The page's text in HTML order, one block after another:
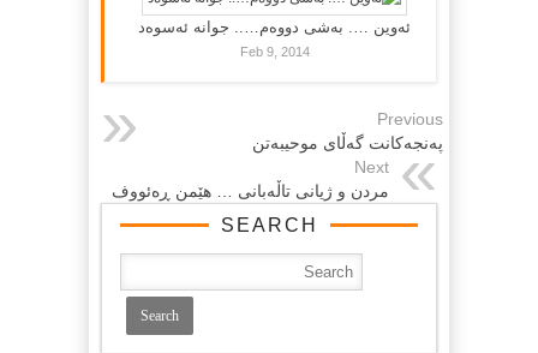
ئەوین …. بەشی دووەم….. جوانە ئەسوەد
Feb 9, 2014
Previous
په‌نجه‌كانت گه‌ڵای موحیبه‌تن
Next
مردن و ژیانی تاڵەبانی … هێمن ڕەئووف
SEARCH